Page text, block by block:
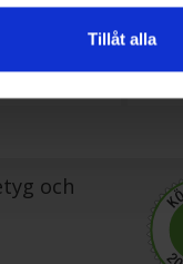
Tillåt alla
och